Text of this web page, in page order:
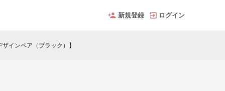
新規登録 ログイン
インペア（ブラック）】